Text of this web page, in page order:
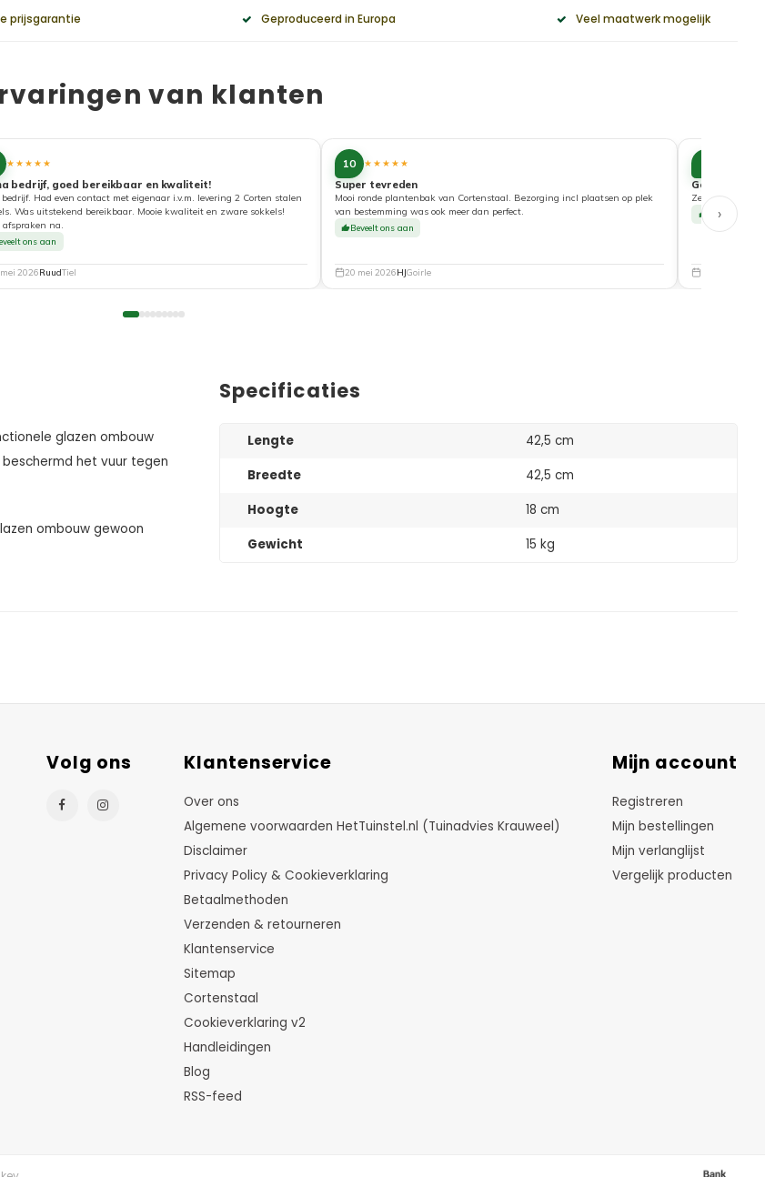
prijsgarantie Geproduceerd in Europa Veel maatwerk mogelijk
van klanten
★★★★★
bedrijf, goed bereikbaar en kwaliteit!
bedrijf. Had even contact met eigenaar i.v.m. levering 2 Corten stalen
Was uitstekend bereikbaar. Mooie kwaliteit en zware sokkels!
afspraken na.
ons aan
2026RuudTiel
10 ★★★★★
Super tevreden
Mooi ronde plantenbak van Cortenstaal. Bezorging incl plaatsen op plek
van bestemming was ook meer dan perfect.
Beveelt ons aan
20 mei 2026HJGoirle
Goede
Zeer tevreden
Beveelt ons
›
glazen ombouw
het vuur tegen
ombouw gewoon
Specificaties
Lengte
42,5 cm
Breedte
42,5 cm
Hoogte
18 cm
Gewicht
15 kg
Volg ons Klantenservice
Over ons
Algemene voorwaarden HetTuinstel.nl (Tuinadvies Krauweel)
Disclaimer
Privacy Policy & Cookieverklaring
Betaalmethoden
Verzenden & retourneren
Klantenservice
Sitemap
Cortenstaal
Cookieverklaring v2
Handleidingen
Blog
RSS-feed
Mijn account
Registreren
Mijn bestellingen
Mijn verlanglijst
Vergelijk producten